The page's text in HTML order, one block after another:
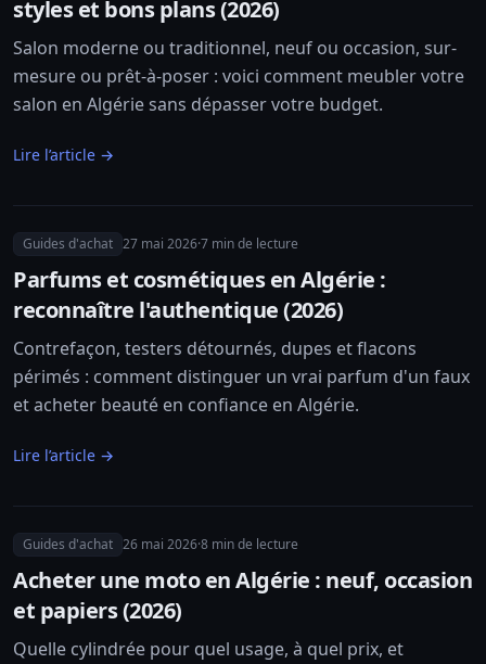
styles et bons plans (2026)
Salon moderne ou traditionnel, neuf ou occasion, sur-
mesure ou prêt-à-poser : voici comment meubler votre
salon en Algérie sans dépasser votre budget.
Lire l’article →
Guides d'achat 27 mai 2026·7 min de lecture
Parfums et cosmétiques en Algérie :
reconnaître l'authentique (2026)
Contrefaçon, testers détournés, dupes et flacons
périmés : comment distinguer un vrai parfum d'un faux
et acheter beauté en confiance en Algérie.
Lire l’article →
Guides d'achat 26 mai 2026·8 min de lecture
Acheter une moto en Algérie : neuf, occasion
et papiers (2026)
Quelle cylindrée pour quel usage, à quel prix, et